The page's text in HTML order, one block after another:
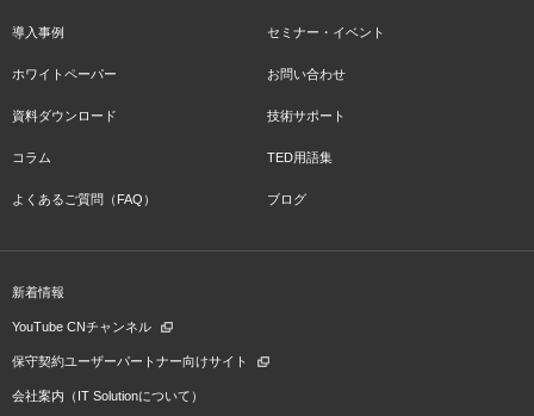
導入事例 セミナー・イベント
ホワイトペーパー お問い合わせ
資料ダウンロード 技術サポート
コラム TED用語集
よくあるご質問（FAQ） ブログ
新着情報
YouTube CNチャンネル
保守契約ユーザーパートナー向けサイト
会社案内（IT Solutionについて）